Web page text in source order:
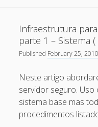
Recent Comments
Maicon Fonseca Zanco
administrativa contra
alexosonProtegendo
ataques de brute force
Gilson Camelo
on
contra ataques de brute
2
(
)
Infraestrutura
parte 1 – Sistema
Published February 25, 2010
Neste artigo
servidor seguro.
sistema base mas
procedimentos